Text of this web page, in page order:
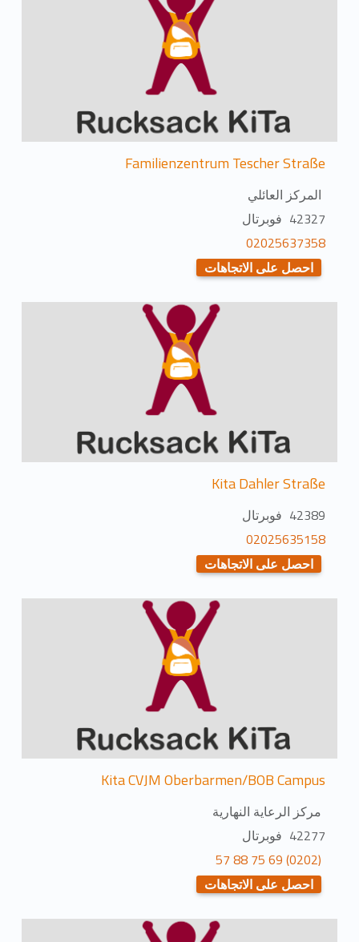
Familienzentrum Tescher Straße
المركز العائلي
42327 فوبرتال
02025637358
احصل على الاتجاهات
Kita Dahler Straße
42389 فوبرتال
02025635158
احصل على الاتجاهات
Kita CVJM Oberbarmen/BOB Campus
مركز الرعاية النهارية
42277 فوبرتال
(0202) 69 75 88 57
احصل على الاتجاهات